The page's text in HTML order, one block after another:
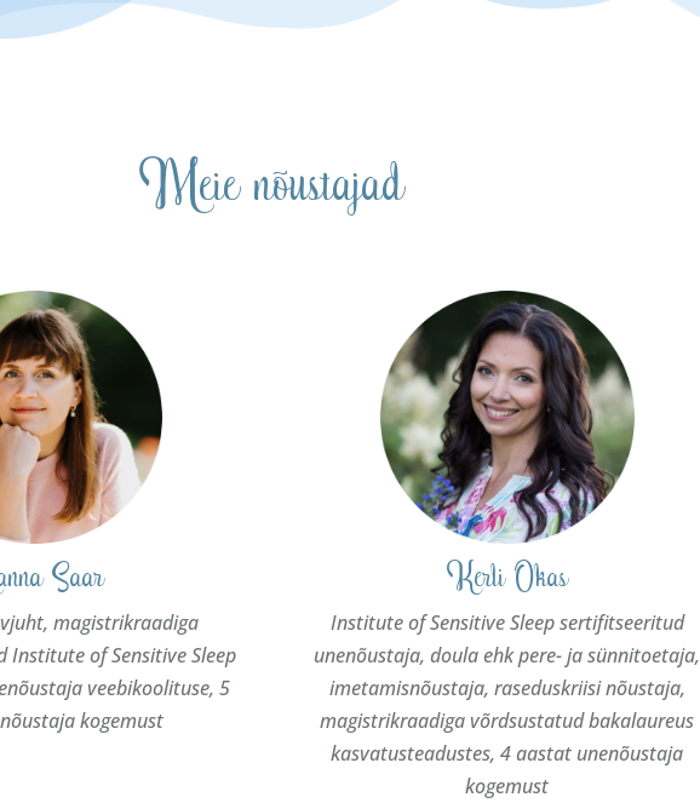
Meie nõustajad
Saar
magistrikraadiga
Institute of Sensitive Sleep
veebikoolituse, 5
kogemust
Kerli Okas
Institute of Sensitive Sleep sertifitseeritud
unenõustaja, doula ehk pere- ja sünnitoetaja,
imetamisnõustaja, raseduskriisi nõustaja,
magistrikraadiga võrdsustatud bakalaureus
kasvatusteadustes, 4 aastat unenõustaja
kogemust